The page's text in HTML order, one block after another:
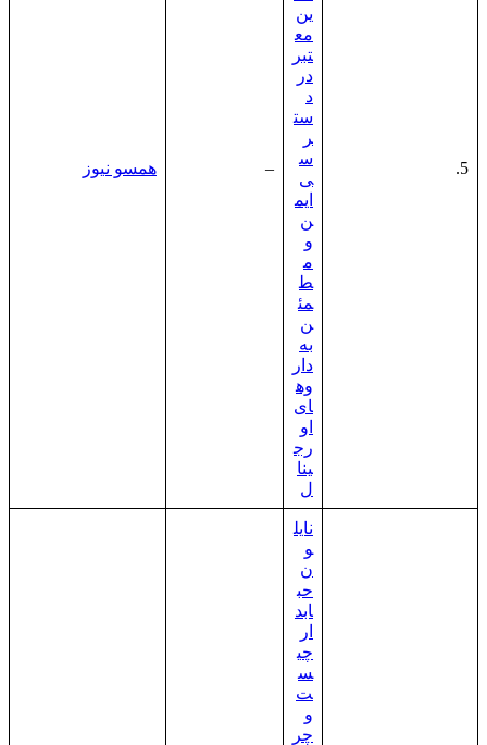
5.
ین
مع
تبر
در
د
ست
ر
س
ی
ایم
ن
و
م
ط
مئ
ن
به
دار
وه
ای
او
رج
ینا
ل
– همسو نیوز
نایل
و
ن
حب
ابد
ار
چی
س
ت
و
چر